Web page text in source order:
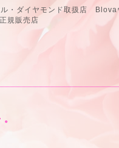
・ダイヤモンド取扱店 Blova
正規販売店